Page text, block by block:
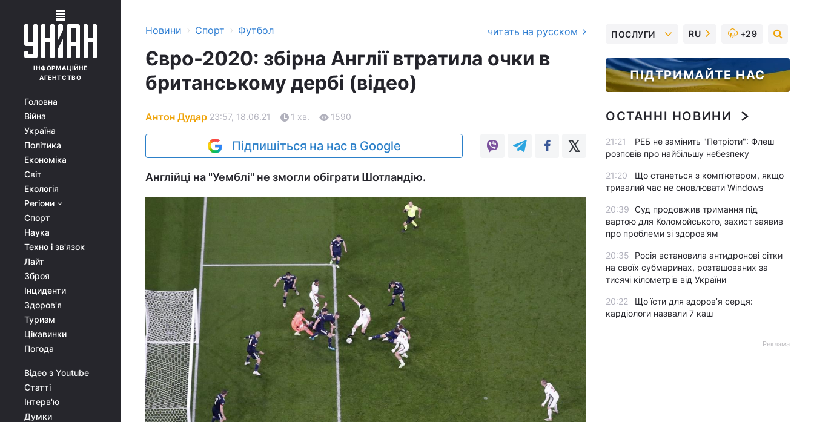
ІНФОРМАЦІЙНЕ
АГЕНТСТВО
Головна
Війна
Україна
Політика
Економіка
Світ
Екологія
Регіони
Спорт
Наука
Техно і зв'язок
Лайт
Зброя
Інциденти
Здоров'я
Туризм
Цікавинки
Погода
Відео з Youtube
Статті
Інтерв'ю
Думки
Новини › Спорт › Футбол читать на русском
Євро-2020: збірна Англії втратила очки в
британському дербі (відео)
Антон Дудар 23:57, 18.06.21 1 хв. 1590
Підпишіться на нас в Google
Англійці на "Уемблі" не змогли обіграти Шотландію.
ПОСЛУГИ RU +29
ПІДТРИМАЙТЕ НАС
ОСТАННІ НОВИНИ
21:21
РЕБ не замінить "Петріоти": Флеш
розповів про найбільшу небезпеку
21:20
Що станеться з комп’ютером, якщо
тривалий час не оновлювати Windows
20:39 Суд продовжив тримання під
вартою для Коломойського, захист заявив
про проблеми зі здоров'ям
20:35
Росія встановила антидронові сітки
на своїх субмаринах, розташованих за
тисячі кілометрів від України
20:22
Що їсти для здоров’я серця:
кардіологи назвали 7 каш
Реклама